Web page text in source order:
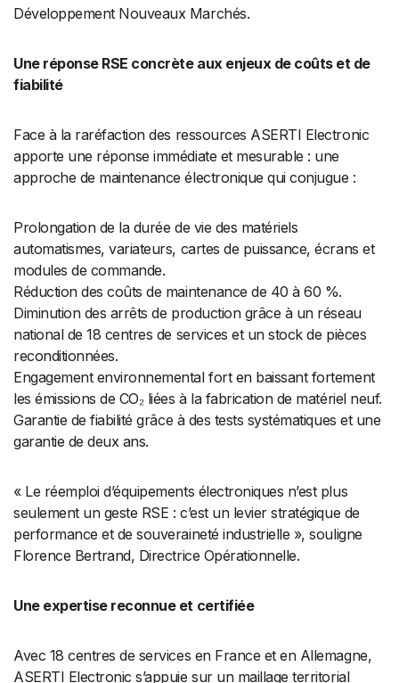
Développement Nouveaux Marchés.
Une réponse RSE concrète aux enjeux de coûts et de
fiabilité
Face à la raréfaction des ressources ASERTI Electronic
apporte une réponse immédiate et mesurable : une
approche de maintenance électronique qui conjugue :
Prolongation de la durée de vie des matériels
automatismes, variateurs, cartes de puissance, écrans et
modules de commande.
Réduction des coûts de maintenance de 40 à 60 %.
Diminution des arrêts de production grâce à un réseau
national de 18 centres de services et un stock de pièces
reconditionnées.
Engagement environnemental fort en baissant fortement
les émissions de CO₂ liées à la fabrication de matériel neuf.
Garantie de fiabilité grâce à des tests systématiques et une
garantie de deux ans.
« Le réemploi d’équipements électroniques n’est plus
seulement un geste RSE : c’est un levier stratégique de
performance et de souveraineté industrielle », souligne
Florence Bertrand, Directrice Opérationnelle.
Une expertise reconnue et certifiée
Avec 18 centres de services en France et en Allemagne,
ASERTI Electronic s’appuie sur un maillage territorial